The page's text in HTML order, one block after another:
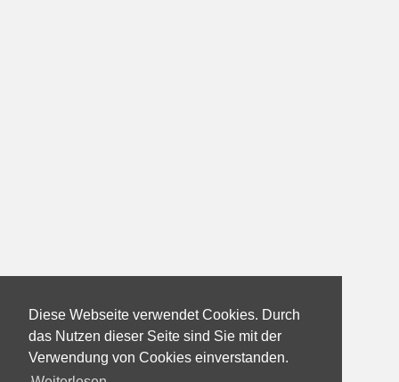
Diese Webseite verwendet Cookies. Durch
das Nutzen dieser Seite sind Sie mit der
Verwendung von Cookies einverstanden.